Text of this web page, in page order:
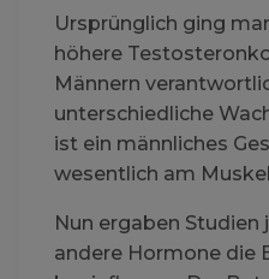
Ursprünglich ging
höhere
Männern
unterschiedliche
ist ein männliches
wesentlich am
Nun ergaben Studien
andere Hormone die